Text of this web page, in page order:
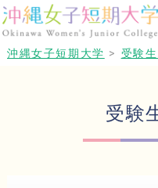
沖縄女子短期大学 > 受験
受験